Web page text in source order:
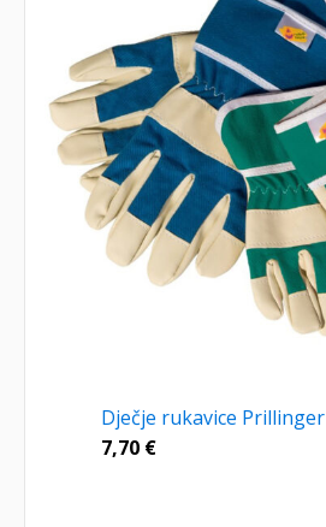
Dječje rukavice
7,70 €